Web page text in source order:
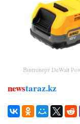
Винтоверт DeWalt
newstaraz.kz